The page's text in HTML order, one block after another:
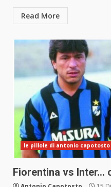
Read More
le pillole di antonio capotosto
Fiorentina vs Inter…